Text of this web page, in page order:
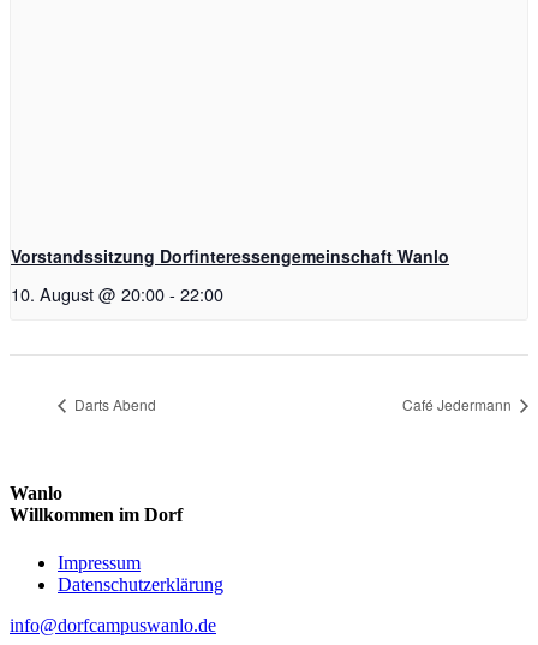
Vorstandssitzung Dorfinteressengemeinschaft Wanlo
10. August @ 20:00- 22:00
Darts Abend Café Jedermann
Wanlo
Willkommen im Dorf
Skip
Impressum
Datenschutzerklärung
info@dorfcampuswanlo.de